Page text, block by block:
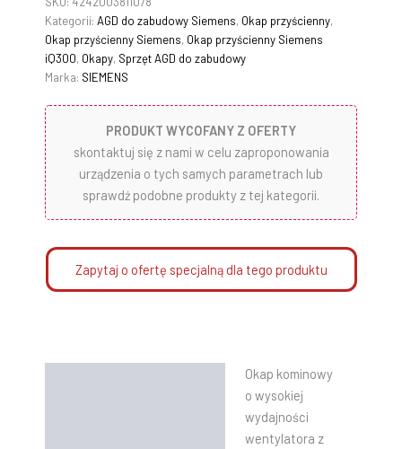
Kategorii: AGD do zabudowy Siemens, Okap przyścienny,
Okap przyścienny Siemens, Okap przyścienny Siemens
iQ300, Okapy, Sprzęt AGD do zabudowy
Marka: SIEMENS
PRODUKT WYCOFANY Z OFERTY
skontaktuj się z nami w celu zaproponowania
urządzenia o tych samych parametrach lub
sprawdź podobne produkty z tej kategorii.
Zapytaj o ofertę specjalną dla tego produktu
Okap kominowy
o wysokiej
wydajności
wentylatora z